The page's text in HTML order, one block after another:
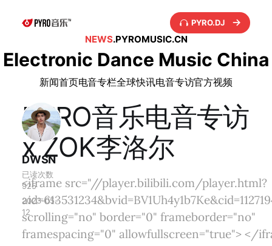
PYRO.DJ
NEWS.PYROMUSIC.CN
Electronic Dance Music China
新闻首页电音专栏全球快讯电音专访官方视频
PYRO音乐电音专访
x ZOK李洛尔
DWSN
已读次数
925
2023-05-
12
<iframe src="//player.bilibili.com/player.html?
scrolling="no" border="0" frameborder="no"
framespacing="0" allowfullscreen="true"> </